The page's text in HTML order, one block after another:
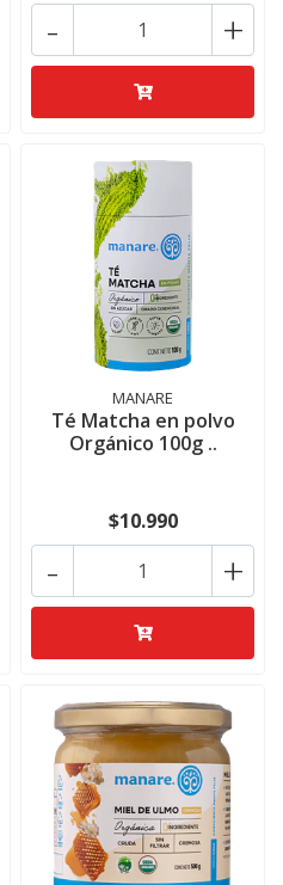
+
-
MANARE
Té Matcha en polvo
Orgánico 100g ..
$10.990
+
-